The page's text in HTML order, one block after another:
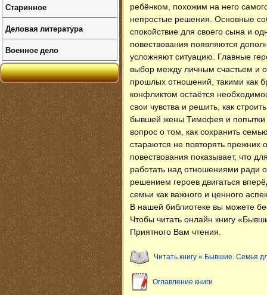
ребёнком, похожим на него
непростые решения. Основные
спокойствие для своего сына и
повествования появляются
усложняют ситуацию. Главные
выбор между личным счастьем и
прошлых отношений, такими как
конфликтом остаётся
свои чувства и решить, как
бывшей жены Тимофея и попытки
вопрос о том, как сохранить
стараются не повторять прежних
повествования показывает, что
работать над отношениями ради
решением героев двигаться
семьи как важного и ценного
В нашей библиотеке вы можете
Чтобы читать онлайн книгу
Приятного Вам чтения.
Читать книгу « Бывшие. Семья
Оглавление книги
Старинное
Деловая литература
Военное дело